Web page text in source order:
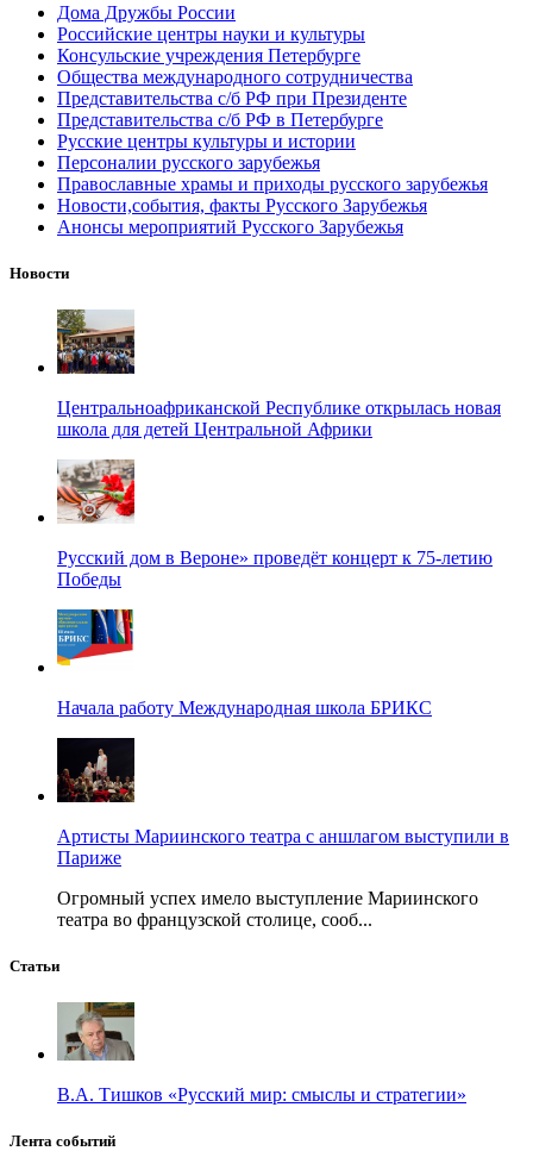
Дома Дружбы России
Российские центры науки и культуры
Консульские учреждения Петербурге
Общества международного сотрудничества
Представительства с/б РФ при Президенте
Представительства с/б РФ в Петербурге
Русские центры культуры и истории
Персоналии русского зарубежья
Православные храмы и приходы русского зарубежья
Новости,события, факты Русского Зарубежья
Анонсы мероприятий Русского Зарубежья
Новости
Центральноафриканской Республике открылась новая
школа для детей Центральной Африки
Русский дом в Вероне» проведёт концерт к 75-летию
Победы
Начала работу Международная школа БРИКС
Артисты Мариинского театра с аншлагом выступили в
Париже
Огромный успех имело выступление Мариинского
театра во французской столице, сооб...
Статьи
В.А. Тишков «Русский мир: смыслы и стратегии»
Лента событий